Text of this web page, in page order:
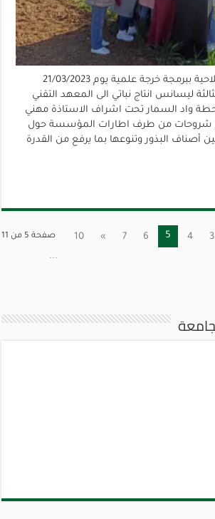
قام قسم العلوم الفلاحية ببرمجة خرجة علمية يوم 21/03/2023
ليسانس انتاج نباتي الى المعهد التقني
واد السمار تحت اشراف الاستاذة مهني
شروحات من طرف اطارات المؤسسة حول
البذور وتنوعها بما يرفع من القدرة
صفحة 5 من 11 3
4
5
6
7
»
10
...